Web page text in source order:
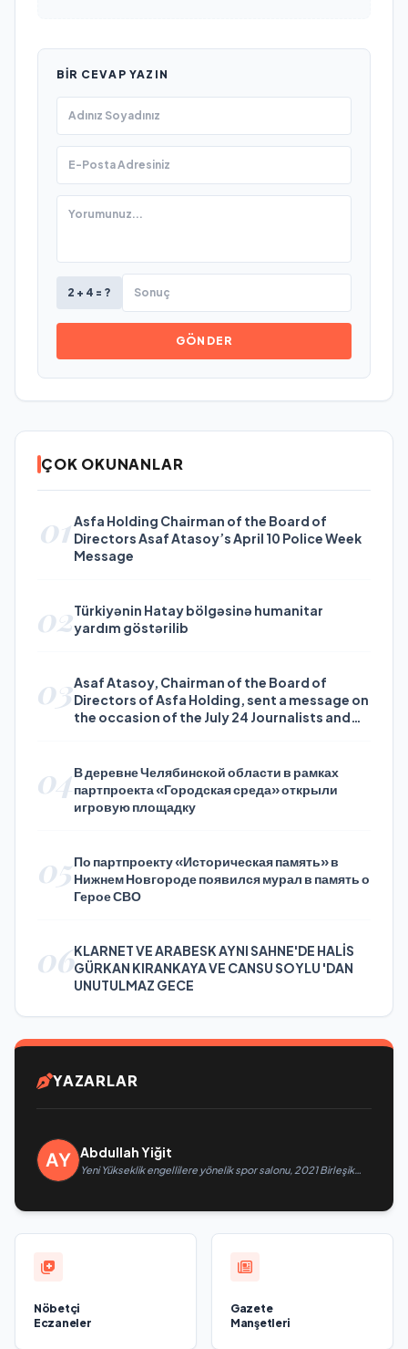
BIR CEVAP YAZIN
2 + 4 = ?
GÖNDER
ÇOK OKUNANLAR
01Asfa Holding Chairman of the Board of
Directors Asaf Atasoy’s April 10 Police Week
Message
02Türkiyənin Hatay bölgəsinə humanitar
yardım göstərilib
03Asaf Atasoy, Chairman of the Board of
Directors of Asfa Holding, sent a message on
the occasion of the July 24 Journalists and
04В деревне Челябинской области в рамках
партпроекта «Городская среда» открыли
игровую площадку
05По партпроекту «Историческая память» в
Нижнем Новгороде появился мурал в память о
Герое СВО
06KLARNET VE ARABESK AYNI SAHNE'DE HALİS
GÜRKAN KIRANKAYA VE CANSU SOYLU 'DAN
UNUTULMAZ GECE
YAZARLAR
Abdullah Yiğit
Yeni Yükseklik engellilere yönelik spor salonu, 2021 Birleşik
Nöbetçi
Eczaneler
Gazete
Manşetleri